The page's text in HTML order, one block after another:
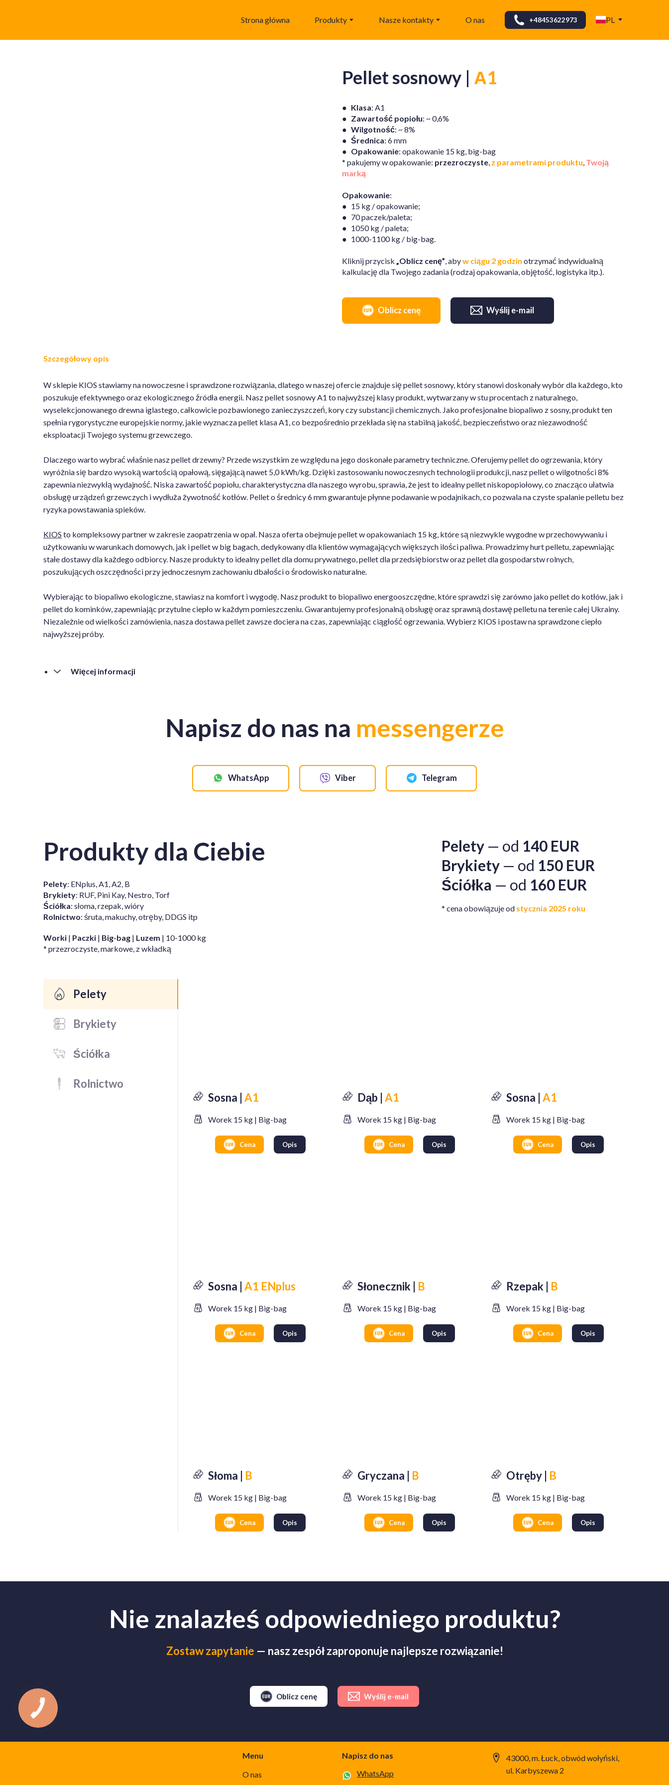
Strona główna Produkty Nasze kontakty O nas +48453622973 PL
Pellet sosnowy | А1
● Klasa: A1
● Zawartość popiołu: ~ 0,6%
● Wilgotność: ~ 8%
● Średnica: 6 mm
● Opakowanie: opakowanie 15 kg, big-bag
* pakujemy w opakowanie: przezroczyste, z parametrami produktu, Twoją
marką
Opakowanie:
● 15 kg / opakowanie;
● 70 paczek/paleta;
● 1050 kg / paleta;
● 1000-1100 kg / big-bag.
Kliknij przycisk „Oblicz cenę”, abyw ciągu 2 godzin otrzymać indywidualną
kalkulację dla Twojego zadania (rodzaj opakowania, objętość, logistyka itp.).
Oblicz cenę Wyślij e-mail
Szczegółowy opis
W sklepie KIOS stawiamy na nowoczesne i sprawdzone rozwiązania, dlatego w naszej ofercie znajduje się pellet sosnowy, który stanowi doskonały wybór dla każdego, kto
poszukuje efektywnego oraz ekologicznego źródła energii. Nasz pellet sosnowy A1 to najwyższej klasy produkt, wytwarzany w stu procentach z naturalnego,
wyselekcjonowanego drewna iglastego, całkowicie pozbawionego zanieczyszczeń, kory czy substancji chemicznych. Jako profesjonalne biopaliwo z sosny, produkt ten
spełnia rygorystyczne europejskie normy, jakie wyznacza pellet klasa A1, co bezpośrednio przekłada się na stabilną jakość, bezpieczeństwo oraz niezawodność
eksploatacji Twojego systemu grzewczego.
Dlaczego warto wybrać właśnie nasz pellet drzewny? Przede wszystkim ze względu na jego doskonałe parametry techniczne. Oferujemy pellet do ogrzewania, który
wyróżnia się bardzo wysoką wartością opałową, sięgającą nawet 5,0 kWh/kg. Dzięki zastosowaniu nowoczesnych technologii produkcji, nasz pellet o wilgotności 8%
zapewnia niezwykłą wydajność. Niska zawartość popiołu, charakterystyczna dla naszego wyrobu, sprawia, że jest to idealny pellet niskopopiołowy, co znacząco ułatwia
obsługę urządzeń grzewczych i wydłuża żywotność kotłów. Pellet o średnicy 6 mm gwarantuje płynne podawanie w podajnikach, co pozwala na czyste spalanie pelletu bez
ryzyka powstawania spieków.
KIOS to kompleksowy partner w zakresie zaopatrzenia w opał. Nasza oferta obejmuje pellet w opakowaniach 15 kg, które są niezwykle wygodne w przechowywaniu i
użytkowaniu w warunkach domowych, jak i pellet w big bagach, dedykowany dla klientów wymagających większych ilości paliwa. Prowadzimy hurt pelletu, zapewniając
stałe dostawy dla każdego odbiorcy. Nasze produkty to idealny pellet dla domu prywatnego, pellet dla przedsiębiorstw oraz pellet dla gospodarstw rolnych,
poszukujących oszczędności przy jednoczesnym zachowaniu dbałości o środowisko naturalne.
Wybierając to biopaliwo ekologiczne, stawiasz na komfort i wygodę. Nasz produkt to biopaliwo energooszczędne, które sprawdzi się zarówno jako pellet do kotłów, jak i
pellet do kominków, zapewniając przytulne ciepło w każdym pomieszczeniu. Gwarantujemy profesjonalną obsługę oraz sprawną dostawę pelletu na terenie całej Ukrainy.
Niezależnie od wielkości zamówienia, nasza dostawa pellet zawsze dociera na czas, zapewniając ciągłość ogrzewania. Wybierz KIOS i postaw na sprawdzone ciepło
najwyższej próby.
Więcej informacji
Produkt pakowany jest w worki 15 kg lub big bag, co ułatwia transport i przechowywanie. Nasz pellet dostępny jest w sprzedaży hurtowej i detalicznej z dostawą na
• Energooszczędne rozwiązanie w zakresie ogrzewania.
Napisz do nas na messengerze
WhatsApp Viber Telegram
Produkty dla Ciebie
Pelety: ENplus, A1, A2, B
Brykiety: RUF, Pini Kay, Nestro, Torf
Ściółka: słoma, rzepak, wióry
Rolnictwo: śruta, makuchy, otręby, DDGS itp
Worki | Paczki | Big-bag | Luzem | 10-1000 kg
* przezroczyste, markowe, z wkładką
Pelety — od 140 EUR
Brykiety — od 150 EUR
Ściółka — od 160 EUR
* cena obowiązuje od stycznia 2025 roku
Pelety
Brykiety
Ściółka
Rolnictwo
Sosna |A1
Worek 15 kg | Big-bag
Cena Opis
Dąb |A1
Worek 15 kg | Big-bag
Cena Opis
Sosna |A1
Worek 15 kg | Big-bag
Cena Opis
Sosna |A1 ENplus
Worek 15 kg | Big-bag
Cena Opis
Słonecznik | B
Worek 15 kg | Big-bag
Cena Opis
Rzepak | B
Worek 15 kg | Big-bag
Cena Opis
Słoma | B
Worek 15 kg | Big-bag
Cena Opis
Gryczana | B
Worek 15 kg | Big-bag
Cena Opis
Otręby | B
Worek 15 kg | Big-bag
Cena Opis
Nie znalazłeś odpowiedniego produktu?
Zostaw zapytanie — nasz zespół zaproponuje najlepsze rozwiązanie!
Oblicz cenę Wyślij e-mail
Menu
O nas
Napisz do nas
WhatsApp
43000, m. Łuck, obwód wołyński,
ul. Karbyszewa 2